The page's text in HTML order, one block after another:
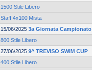
1500 Stile Libero
Staff 4x100 Mista
15/06/2025 3a Giornata
800 Stile Libero
27/06/2025 9^ TREVISO SWIM CUP
400 Stile Libero